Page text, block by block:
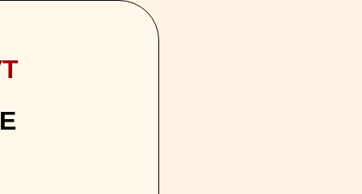
омоложения,
затрачивая на готовку
которые